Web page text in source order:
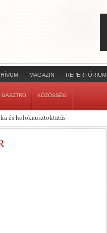
MAGAZIN REPERTÓRIUM
GASZTRO KÖZÖSSÉG
és holokausztoktatás